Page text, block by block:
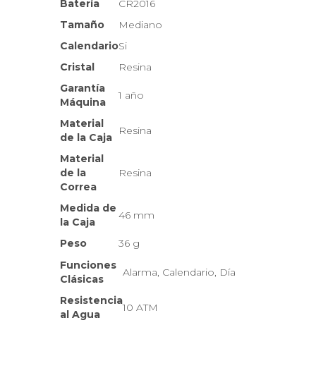
Batería
CR2016
Tamaño
Mediano
CalendarioSi
Cristal
Resina
Garantía
Máquina
1 año
Material
de la Caja
Resina
Material
de la
Correa
Resina
Medida de
la Caja
46 mm
Peso
36 g
Funciones
Clásicas
Alarma, Calendario, Día
Resistencia
al Agua
10 ATM